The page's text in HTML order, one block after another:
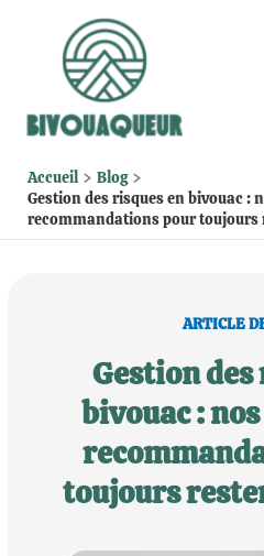
Accueil
Blog
Gestion des risques en bivouac :
recommandations pour toujours
ARTICLE
Gestion des
bivouac :
toujours